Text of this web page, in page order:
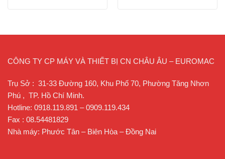
CÔNG TY CP MÁY VÀ THIẾT BỊ CN CHÂU ÂU – EUROMAC
Trụ Sở : 31-33 Đường 160, Khu Phố 70, Phường Tăng Nhơn
Phú , TP. Hồ Chí Minh.
Hotline: 0918.119.891 – 0909.119.434
Fax : 08.54481829
Nhà máy: Phước Tân – Biên Hòa – Đồng Nai